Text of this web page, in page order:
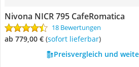
Nivona NICR 795 CafeRomatica
18 Bewertungen
ab 779,00 € ( Sofort lieferbar)
Preisvergleich und